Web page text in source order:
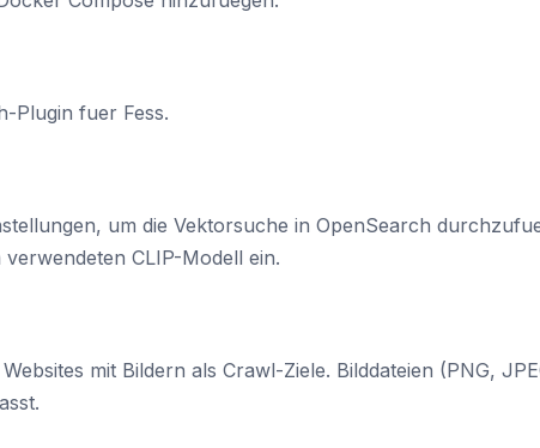
Plugin fuer Fess.
um die Vektorsuche in OpenSearch
CLIP-Modell ein.
mit Bildern als Crawl-Ziele. Bilddateien (PNG,